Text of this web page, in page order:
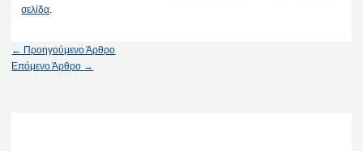
σελίδα.
← Προηγούμενο Άρθρο
Επόμενο Άρθρο →